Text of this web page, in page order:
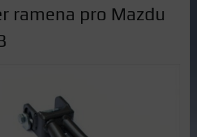
ramena pro Mazdu